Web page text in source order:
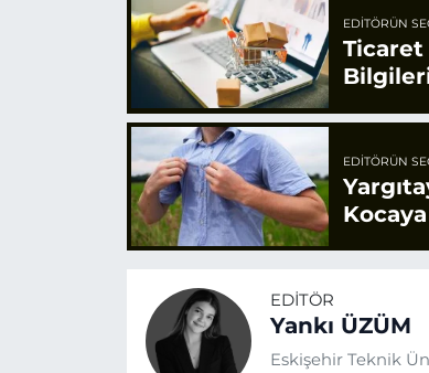
EDITÖRÜN
Ticaret
EDITÖRÜN
EDITÖR
Yankı ÜZÜM
Eskişehir Teknik